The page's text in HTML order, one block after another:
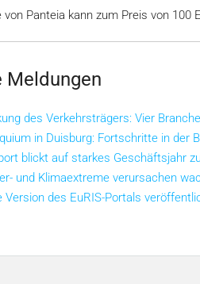
von Panteia kann zum Preis von 100
Meldungen
des Verkehrsträgers: Vier
in Duisburg: Fortschritte in der
blickt auf starkes Geschäftsjahr
und Klimaextreme verursachen
Version des EuRIS-Portals